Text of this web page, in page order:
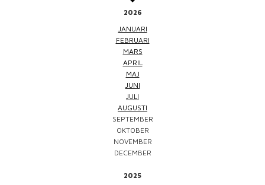
2026
JANUARI
FEBRUARI
MARS
APRIL
MAJ
JUNI
JULI
AUGUSTI
SEPTEMBER
OKTOBER
NOVEMBER
DECEMBER
2025